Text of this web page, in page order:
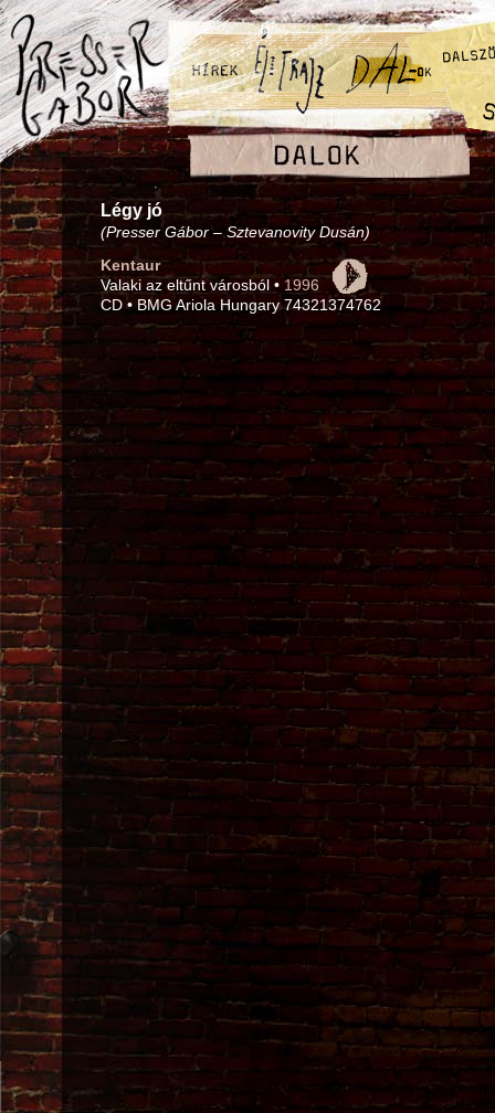
Légy jó
(Presser Gábor – Sztevanovity Dusán)
Kentaur
Valaki az eltűnt városból • 1996
CD • BMG Ariola Hungary 74321374762